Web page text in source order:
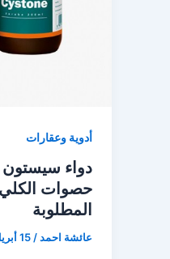
أدوية وعقارات
حصوات
المطلوبة
عائشة احمد/15 أبريل، 2024